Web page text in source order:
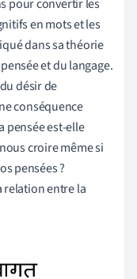
pour convertir les
en mots et les
dans sa théorie
et du langage.
désir de
conséquence
pensée est-elle
croire même si
pensées ?
relation entre la